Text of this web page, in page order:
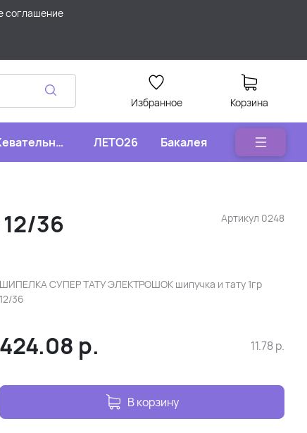
соглашение
Избранное Корзина
конфеты
ЛЕТО26 Бакалея
Артикул 0248
36
ШИПЕЛКА СУПЕР ТАТУ ЭЛЕКТРОШОК шипучка и тату 1гр
12/36
424.08 р. 11.78р.
В корзину